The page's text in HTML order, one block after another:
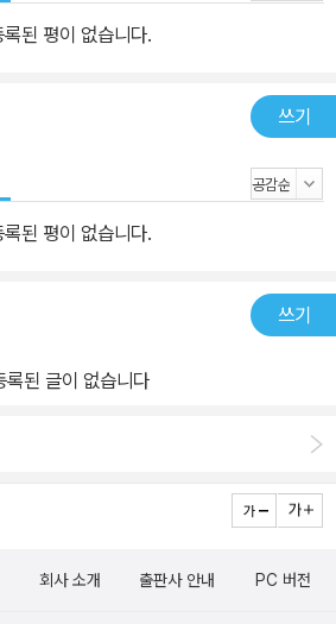
록된 평이 없습니다.
쓰기
록된 평이 없습니다.
쓰기
록된 글이 없습니다
회사 소개 출판사 안내 PC 버전